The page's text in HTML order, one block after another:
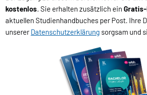
kostenlos . Sie erhalten zusätzlich ein
aktuellen Studienhandbuches per Post. Ihre
unsererDatenschutzerklärung sorgsam und